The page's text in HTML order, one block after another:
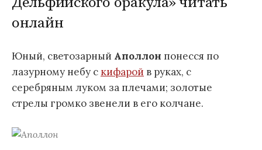
онлайн
Юный, светозарный Аполлон понесся по
лазурному небу с кифарой в руках, с
серебряным луком за плечами; золотые
стрелы громко звенели в его колчане.